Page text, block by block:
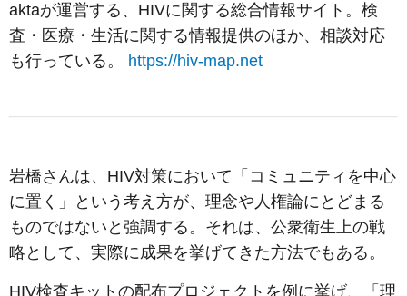
aktaが運営する、HIVに関する総合情報サイト。検
査・医療・生活に関する情報提供のほか、相談対応
も行っている。
https://hiv-map.net
岩橋さんは、HIV対策において「コミュニティを中心
に置く」という考え方が、理念や人権論にとどまる
ものではないと強調する。それは、公衆衛生上の戦
略として、実際に成果を挙げてきた方法でもある。
HIV検査キットの配布プロジェクトを例に挙げ、「理